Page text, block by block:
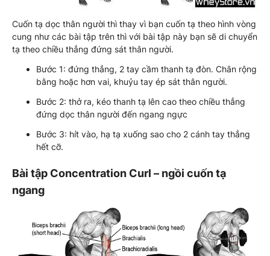
Cuốn tạ dọc thân người thì thay vì bạn cuốn tạ theo hình vòng
cung như các bài tập trên thì với bài tập này bạn sẽ di chuyển
tạ theo chiều thẳng đứng sát thân người.
Bước 1: đứng thẳng, 2 tay cầm thanh tạ đòn. Chân rộng
bằng hoặc hơn vai, khuỷu tay ép sát thân người.
Bước 2: thở ra, kéo thanh tạ lên cao theo chiều thẳng
đứng dọc thân người đến ngang ngực
Bước 3: hít vào, hạ tạ xuống sao cho 2 cánh tay thẳng
hết cỡ.
Bài tập Concentration Curl – ngồi cuốn tạ
ngang